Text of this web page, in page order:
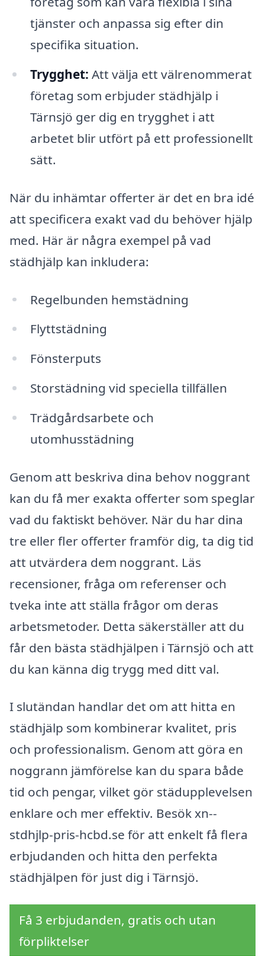
tjänster och anpassa sig efter din
specifika situation.
Trygghet: Att välja ett välrenommerat
företag som erbjuder städhjälp i
Tärnsjö ger dig en trygghet i att
arbetet blir utfört på ett professionellt
sätt.
När du inhämtar offerter är det en bra idé
att specificera exakt vad du behöver hjälp
med. Här är några exempel på vad
städhjälp kan inkludera:
Regelbunden hemstädning
Flyttstädning
Fönsterputs
Storstädning vid speciella tillfällen
Trädgårdsarbete och
utomhusstädning
Genom att beskriva dina behov noggrant
kan du få mer exakta offerter som speglar
vad du faktiskt behöver. När du har dina
tre eller fler offerter framför dig, ta dig tid
att utvärdera dem noggrant. Läs
recensioner, fråga om referenser och
tveka inte att ställa frågor om deras
arbetsmetoder. Detta säkerställer att du
får den bästa städhjälpen i Tärnsjö och att
du kan känna dig trygg med ditt val.
I slutändan handlar det om att hitta en
städhjälp som kombinerar kvalitet, pris
och professionalism. Genom att göra en
noggrann jämförelse kan du spara både
tid och pengar, vilket gör städupplevelsen
enklare och mer effektiv. Besök xn--
stdhjlp-pris-hcbd.se för att enkelt få flera
erbjudanden och hitta den perfekta
städhjälpen för just dig i Tärnsjö.
Få 3 erbjudanden, gratis och utan
förpliktelser